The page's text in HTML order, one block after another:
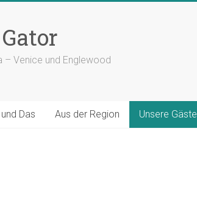
– Venice und Englewood
Das Aus der Region Unsere Gäste